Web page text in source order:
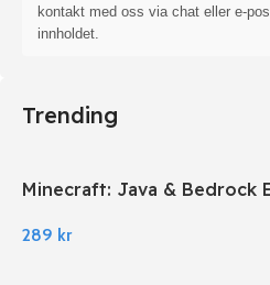
kontakt med oss via chat eller e-
innholdet.
Trending
Minecraft: Java & Bedrock
289 kr